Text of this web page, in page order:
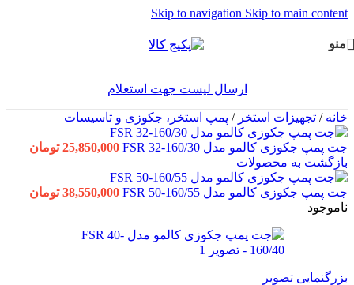
Skip to navigation Skip to main content
منو
ارسال لیست جهت استعلام
خانه/ تجهیزات استخر/ پمپ استخر، جکوزی و تاسیسات
جت پمپ جکوزی کالمو مدل FSR 32-160/30 25,850,000 تومان
بازگشت به محصولات
جت پمپ جکوزی کالمو مدل FSR 50-160/55 38,550,000 تومان
ناموجود
بزرگنمایی تصویر